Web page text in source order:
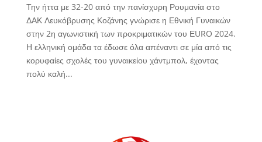
Την ήττα με 32-20 από την πανίσχυρη Ρουμανία στο
ΔΑΚ Λευκόβρυσης Κοζάνης γνώρισε η Εθνική Γυναικών
στην 2η αγωνιστική των προκριματικών του ΕURO 2024.
Η ελληνική ομάδα τα έδωσε όλα απέναντι σε μία από τις
κορυφαίες σχολές του γυναικείου χάντμπολ, έχοντας
πολύ καλή...